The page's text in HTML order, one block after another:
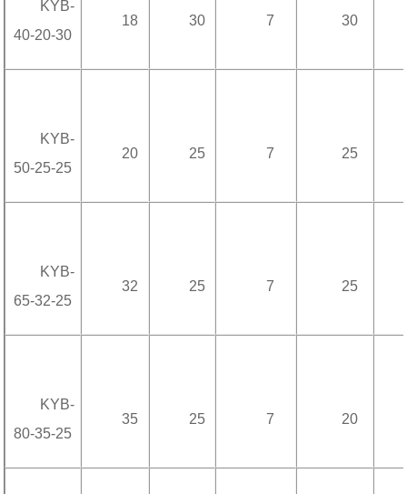
KYB-
40-20-30
18 30 7 30
KYB-
50-25-25
20 25 7 25
KYB-
65-32-25
32 25 7 25
KYB-
80-35-25
35 25 7 20